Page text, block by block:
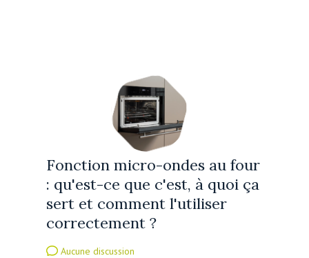
Fonction micro-ondes au four
: qu'est-ce que c'est, à quoi ça
sert et comment l'utiliser
correctement ?
Aucune discussion